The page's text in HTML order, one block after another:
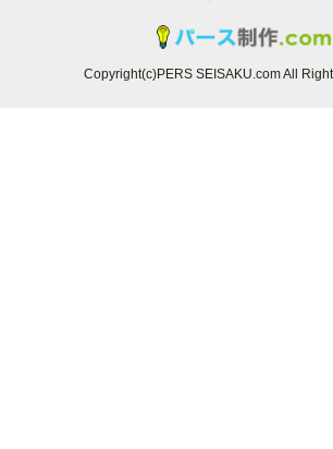
Copyright(c)PERS SEISAKU.com All